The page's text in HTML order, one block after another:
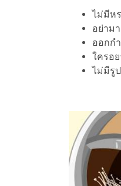
ไม่มีห
อย่าม
ออกก
ใครอ
ไม่มีรู